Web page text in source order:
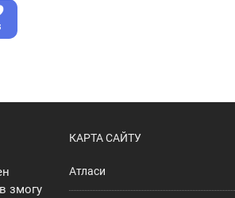
змогу
КАРТА САЙТУ
Атласи